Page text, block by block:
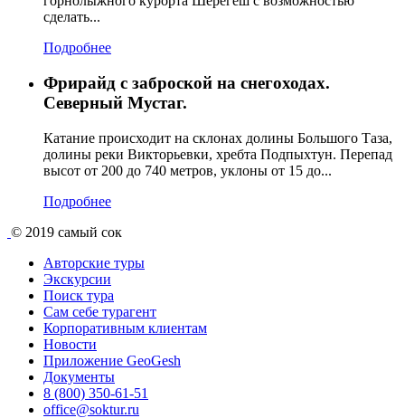
сделать...
Подробнее
Фрирайд с заброской на снегоходах.
Северный Мустаг.
Катание происходит на склонах долины Большого Таза,
долины реки Викторьевки, хребта Подпыхтун. Перепад
высот от 200 до 740 метров, уклоны от 15 до...
Подробнее
© 2019 самый сок
Авторские туры
Экскурсии
Поиск тура
Cам себе турагент
Корпоративным клиентам
Новости
Приложение GeoGesh
Документы
8 (800) 350-61-51
office@soktur.ru